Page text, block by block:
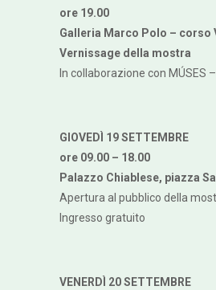
ore 19.00
Galleria Marco Polo – corso
Vernissage della mostra
In collaborazione con MÚSES
GIOVEDÌ 19 SETTEMBRE
ore 09.00 – 18.00
Palazzo Chiablese, piazza
Apertura al pubblico della
Ingresso gratuito
VENERDÌ 20 SETTEMBRE